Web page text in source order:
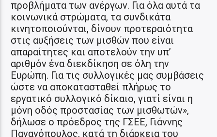
προβλήματα των ανέργων. Για όλα αυτά τα
κοινωνικά στρώματα, τα συνδικάτα
κινητοποιούνται, δίνουν προτεραιότητα
στις αυξήσεις των μισθών που είναι
απαραίτητες και αποτελούν την υπ’
αριθμόν ένα διεκδίκηση σε όλη την
Ευρώπη. Για τις συλλογικές μας συμβάσεις
ώστε να αποκατασταθεί πλήρως το
εργατικό συλλογικό δίκαιο, γιατί είναι η
μόνη οδός προστασίας των μισθωτών»,
δήλωσε ο πρόεδρος της ΓΣΕΕ, Γιάννης
Παναγόπουλος, κατά τη διάρκεια του